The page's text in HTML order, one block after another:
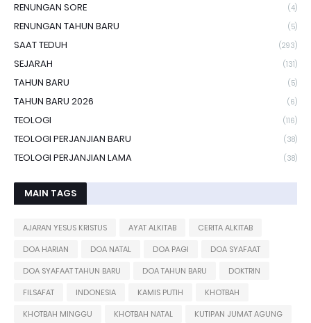
RENUNGAN SORE (4)
RENUNGAN TAHUN BARU (5)
SAAT TEDUH (293)
SEJARAH (131)
TAHUN BARU (5)
TAHUN BARU 2026 (6)
TEOLOGI (116)
TEOLOGI PERJANJIAN BARU (38)
TEOLOGI PERJANJIAN LAMA (38)
MAIN TAGS
AJARAN YESUS KRISTUS AYAT ALKITAB
CERITA ALKITAB
DOA HARIAN
DOA NATAL DOA PAGI
DOA SYAFAAT
DOA SYAFAAT TAHUN BARU
DOA TAHUN BARU
DOKTRIN
FILSAFAT
INDONESIA KAMIS PUTIH
KHOTBAH
KHOTBAH MINGGU
KHOTBAH NATAL
KUTIPAN JUMAT AGUNG